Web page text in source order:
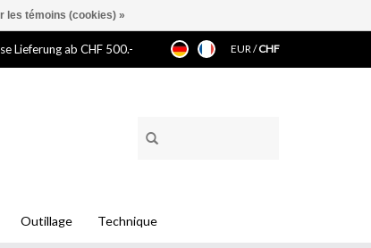
Lieferung ab CHF 500.- EUR/CHF
Outillage Technique
les témoins (cookies) »